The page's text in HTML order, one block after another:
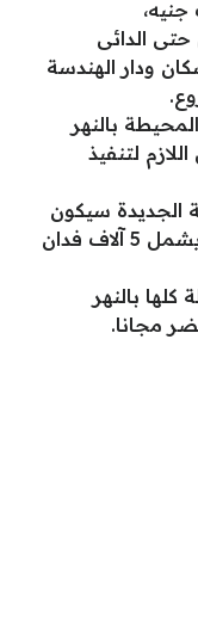
الدائى
ودار الهندسة
بالنهر
لتنفيذ
الجديدة سيكون
هو الأطول على مستوى العالم ويشمل 5 آلاف فدان
كلها بالنهر
مجانا.